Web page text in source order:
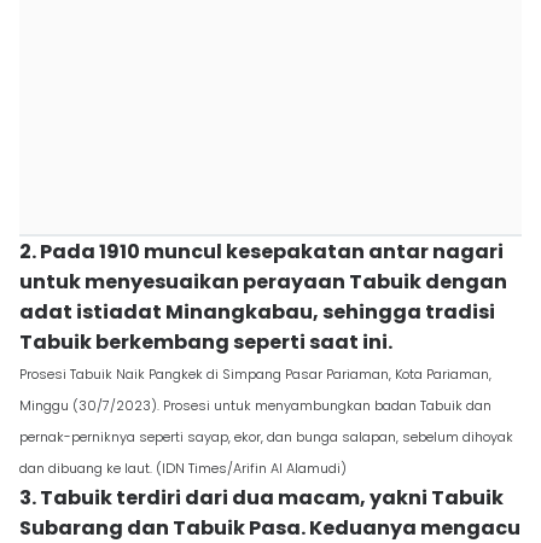
2. Pada 1910 muncul kesepakatan antar nagari
untuk menyesuaikan perayaan Tabuik dengan
adat istiadat Minangkabau, sehingga tradisi
Tabuik berkembang seperti saat ini.
Prosesi Tabuik Naik Pangkek di Simpang Pasar Pariaman, Kota Pariaman,
Minggu (30/7/2023). Prosesi untuk menyambungkan badan Tabuik dan
pernak-perniknya seperti sayap, ekor, dan bunga salapan, sebelum dihoyak
dan dibuang ke laut. (IDN Times/Arifin Al Alamudi)
3. Tabuik terdiri dari dua macam, yakni Tabuik
Subarang dan Tabuik Pasa. Keduanya mengacu